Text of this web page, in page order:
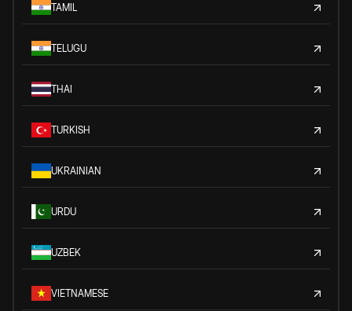
TAMIL
TELUGU
THAI
TURKISH
UKRAINIAN
URDU
UZBEK
VIETNAMESE